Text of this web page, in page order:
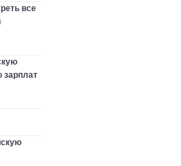
все
зарплат